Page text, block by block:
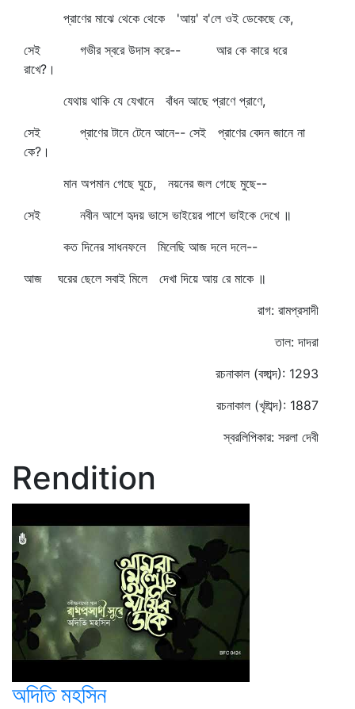
প্রাণের মাঝে থেকে থেকে 'আয়' ব'লে ওই ডেকেছে কে,
সেই গভীর স্বরে উদাস করে-- আর কে কারে ধরে
রাখে?।
যেথায় থাকি যে যেখানে বাঁধন আছে প্রাণে প্রাণে,
সেই প্রাণের টানে টেনে আনে-- সেই প্রাণের বেদন জানে না
কে?।
মান অপমান গেছে ঘুচে, নয়নের জল গেছে মুছে--
সেই নবীন আশে হৃদয় ভাসে ভাইয়ের পাশে ভাইকে দেখে ॥
কত দিনের সাধনফলে মিলেছি আজ দলে দলে--
আজ ঘরের ছেলে সবাই মিলে দেখা দিয়ে আয় রে মাকে ॥
রাগ: রামপ্রসাদী
তাল: দাদরা
রচনাকাল (বঙ্গাব্দ): 1293
রচনাকাল (খৃষ্টাব্দ): 1887
স্বরলিপিকার: সরলা দেবী
Rendition
অদিতি মহসিন